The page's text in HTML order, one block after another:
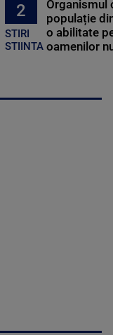
2
STIRI
STIINTA
Organismul
populație
o abilitate
oamenilor